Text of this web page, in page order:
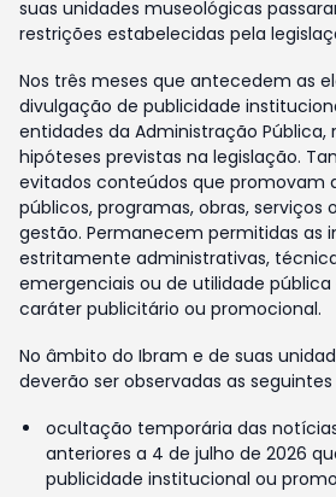
suas unidades museológicas
restrições estabelecidas pela
Nos três meses que antecedem as
divulgação de publicidade
entidades da Administração Pública,
hipóteses previstas na legislação.
evitados conteúdos que promovam
públicos, programas, obras, serviços
gestão. Permanecem permitidas as
estritamente administrativas,
emergenciais ou de utilidade
caráter publicitário ou promocional.
No âmbito do Ibram e de suas
deverão ser observadas as
ocultação temporária das
anteriores a 4 de julho de 2026
publicidade institucional ou